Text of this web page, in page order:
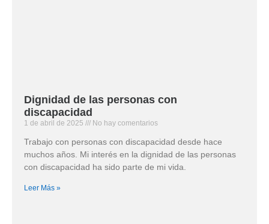
Dignidad de las personas con
discapacidad
1 de abril de 2025 No hay comentarios
Trabajo con personas con discapacidad desde hace
muchos años. Mi interés en la dignidad de las personas
con discapacidad ha sido parte de mi vida.
Leer Más »